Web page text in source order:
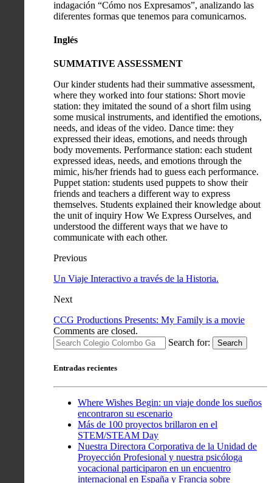
indagación “Cómo nos Expresamos”, analizando las
diferentes formas que tenemos para comunicarnos.
Inglés
SUMMATIVE ASSESSMENT
Our kinder students had their summative assessment,
where they worked into four stations: Short movie
station: they imitated the sound of a short film using
some musical instruments, and identified the emotions,
needs, and ideas of the video. Dance time: they
expressed their ideas, emotions, and needs through
body movements. Performance station: each student
expressed ideas, needs, and emotions through the
mimic, his/her friends had to guess each performance.
Puppet station: students used puppets to show their
friends and teachers a different way to express
themselves. Students explained their knowledge about
the unit of inquiry How We Express Ourselves, and
understood the different ways that we have to
communicate with each other.
Previous
Un Viaje Interactivo a través de la Historia.
Next
CCG Productions Presents: My Family is a movie
Comments are closed.
Search for:
Search
Entradas recientes
Where Wishes Begin: un viaje donde los sueños
encontraron su escenario
Más de 100 proyectos brillaron en el
STEM/STEAM Day
Nuestra Directora Corporativa de la Unidad de
Proyección Profesional y nuestra psicóloga
vocacional participaron en un encuentro
internacional en España y Francia sobre